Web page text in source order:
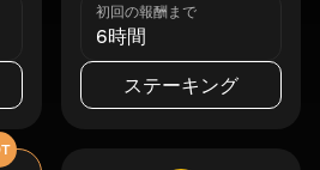
初回の報酬まで
6時間
ステーキング